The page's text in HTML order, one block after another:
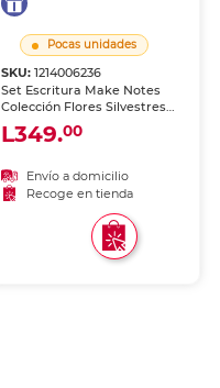
Pocas unidades
SKU: 1214006236
Set Escritura Make Notes
Colección Flores Silvestres
4u Contiene:2 Libretas, 1
Boligrafo, 1 Separador
Producto de calidad para
uso escolar, de oficina y
manualidades.
L349.00
Envío a domicilio
Recoge en tienda